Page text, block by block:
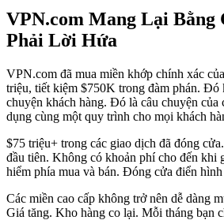
VPN.com Mang Lại Bằng
Phải Lời Hứa
VPN.com đã mua miền khớp chính xác
triệu, tiết kiệm $750K trong đàm phán. Đó
chuyện khách hàng. Đó là câu chuyện
dụng cùng một quy trình cho mọi khách
$75 triệu+ trong các giao dịch đã đóng
đầu tiên. Không có khoản phí cho đến khi
hiểm phía mua và bán. Đóng cửa điển
Các miền cao cấp không trở nên dễ dàng
Giá tăng. Kho hàng co lại. Mỗi tháng bạn